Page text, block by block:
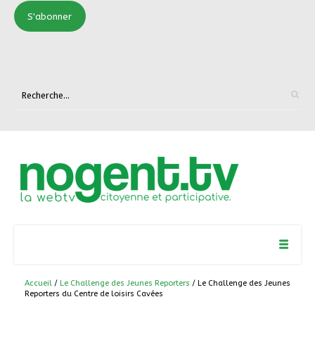
S'abonner
Accueil / Le Challenge des Jeunes Reporters / Le Challenge des Jeunes
Reporters du Centre de loisirs Cavées